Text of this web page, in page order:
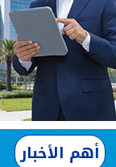
أهم الأخبار